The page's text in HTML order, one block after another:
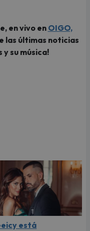
en vivo en OIGO,
las últimas noticias
su música!
está